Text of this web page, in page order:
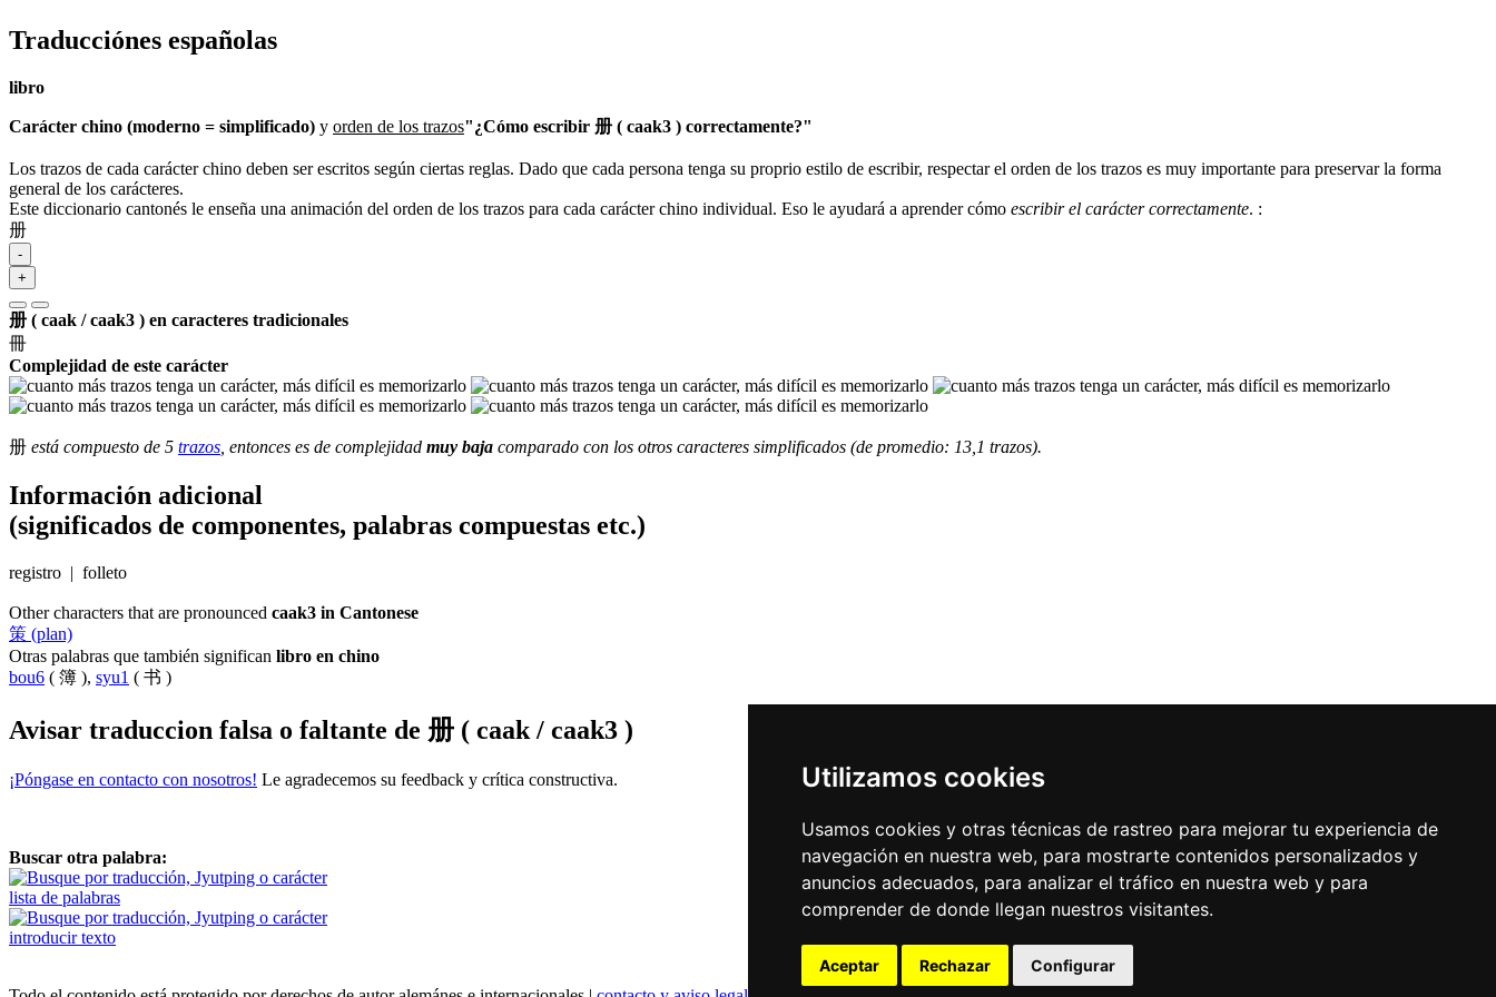
Utilizamos cookies
Usamos cookies y otras técnicas de rastreo para mejorar tu experiencia de
navegación en nuestra web, para mostrarte contenidos personalizados y
anuncios adecuados, para analizar el tráfico en nuestra web y para
comprender de donde llegan nuestros visitantes.
Aceptar Rechazar Configurar
Traducciónes españolas
libro
Carácter chino (moderno = simplificado) y orden de los trazos"¿Cómo escribir 册 ( caak3 ) correctamente?"
Los trazos de cada carácter chino deben ser escritos según ciertas reglas. Dado que cada persona tenga su proprio estilo de escribir, respectar el orden de los trazos es muy importante para preservar la forma
general de los carácteres.
Este diccionario cantonés le enseña una animación del orden de los trazos para cada carácter chino individual. Eso le ayudará a aprender cómo escribir el carácter correctamente. :
册
-
+
册 ( caak / caak3 ) en caracteres tradicionales
冊
Complejidad de este carácter
册 está compuesto de 5 trazos , entonces es de complejidad muy baja comparado con los otros caracteres simplificados (de promedio: 13,1 trazos).
Información adicional
(significados de componentes, palabras compuestas etc.)
registro | folleto
Other characters that are pronounced caak3 in Cantonese
策 (plan)
Otras palabras que también significan libro en chino
bou6 ( 簿 ), syu1 ( 书 )
Avisar traduccion falsa o faltante de 册 ( caak / caak3 )
¡Póngase en contacto con nosotros! Le agradecemos su feedback y crítica constructiva.
Buscar otra palabra:
lista de palabras
introducir texto